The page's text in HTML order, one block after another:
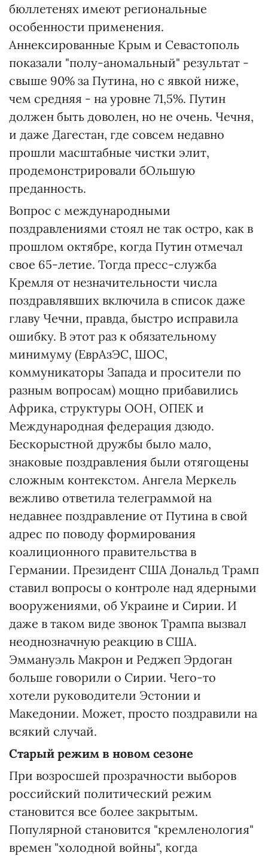
бюллетенях имеют региональные
особенности применения.
Аннексированные Крым и Севастополь
показали "полу-аномальный" результат -
свыше 90% за Путина, но с явкой ниже,
чем средняя - на уровне 71,5%. Путин
должен быть доволен, но не очень. Чечня,
и даже Дагестан, где совсем недавно
прошли масштабные чистки элит,
продемонстрировали бОльшую
преданность.
Вопрос с международными
поздравлениями стоял не так остро, как в
прошлом октябре, когда Путин отмечал
свое 65-летие. Тогда пресс-служба
Кремля от незначительности числа
поздравлявших включила в список даже
главу Чечни, правда, быстро исправила
ошибку. В этот раз к обязательному
минимуму (ЕврАзЭС, ШОС,
коммуникаторы Запада и просители по
разным вопросам) мощно прибавились
Африка, структуры ООН, ОПЕК и
Международная федерация дзюдо.
Бескорыстной дружбы было мало,
знаковые поздравления были отягощены
сложным контекстом. Ангела Меркель
вежливо ответила телеграммой на
недавнее поздравление от Путина в свой
адрес по поводу формирования
коалиционного правительства в
Германии. Президент США Дональд Трамп
ставил вопросы о контроле над ядерными
вооружениями, об Украине и Сирии. И
даже в таком виде звонок Трампа вызвал
неоднозначную реакцию в США.
Эммануэль Макрон и Реджеп Эрдоган
больше говорили о Сирии. Чего-то
хотели руководители Эстонии и
Македонии. Может, просто поздравили на
всякий случай.
Старый режим в новом сезоне
При возросшей прозрачности выборов
российский политический режим
становится все более закрытым.
Популярной становится "кремленология"
времен "холодной войны", когда